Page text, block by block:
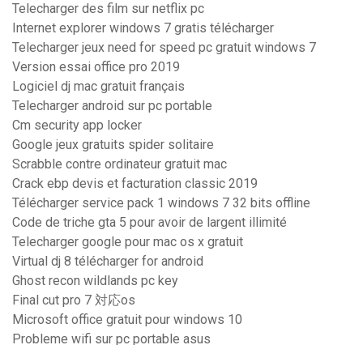
Telecharger des film sur netflix pc
Internet explorer windows 7 gratis télécharger
Telecharger jeux need for speed pc gratuit windows 7
Version essai office pro 2019
Logiciel dj mac gratuit français
Telecharger android sur pc portable
Cm security app locker
Google jeux gratuits spider solitaire
Scrabble contre ordinateur gratuit mac
Crack ebp devis et facturation classic 2019
Télécharger service pack 1 windows 7 32 bits offline
Code de triche gta 5 pour avoir de largent illimité
Telecharger google pour mac os x gratuit
Virtual dj 8 télécharger for android
Ghost recon wildlands pc key
Final cut pro 7 対応os
Microsoft office gratuit pour windows 10
Probleme wifi sur pc portable asus